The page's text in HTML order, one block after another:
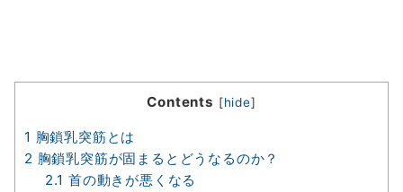
Contents [hide]
1 胸鎖乳突筋とは
2 胸鎖乳突筋が固まるとどうなるのか？
2.1 首の動きが悪くなる